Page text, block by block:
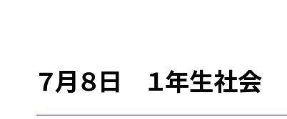
７月８日 １年生社会